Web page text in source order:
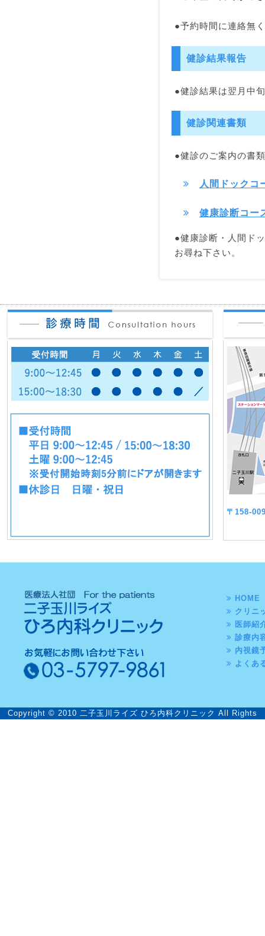
●予約時間に連絡無
健診結果報告
●健診結果は翌月中
健診関連書類
●健診のご案内の書
人間ドックコ
健康診断コー
●健康診断・人間ド
お尋ね下さい。
〒158-
HOME
クリニ
医師紹
診療内
内視鏡
よくあ
Copyright © 2010 二子玉川ライズ ひろ内科クリニック All Rights